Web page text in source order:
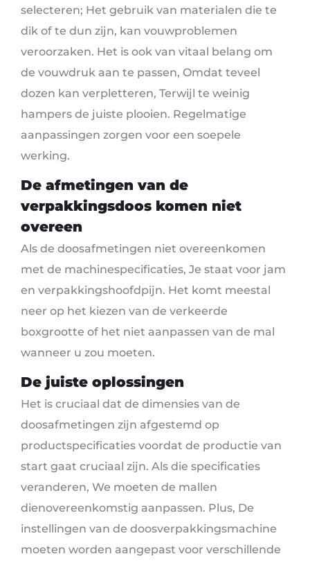
selecteren; Het gebruik van materialen die te
dik of te dun zijn, kan vouwproblemen
veroorzaken. Het is ook van vitaal belang om
de vouwdruk aan te passen, Omdat teveel
dozen kan verpletteren, Terwijl te weinig
hampers de juiste plooien. Regelmatige
aanpassingen zorgen voor een soepele
werking.
De afmetingen van de
verpakkingsdoos komen niet
overeen
Als de doosafmetingen niet overeenkomen
met de machinespecificaties, Je staat voor jam
en verpakkingshoofdpijn. Het komt meestal
neer op het kiezen van de verkeerde
boxgrootte of het niet aanpassen van de mal
wanneer u zou moeten.
De juiste oplossingen
Het is cruciaal dat de dimensies van de
doosafmetingen zijn afgestemd op
productspecificaties voordat de productie van
start gaat cruciaal zijn. Als die specificaties
veranderen, We moeten de mallen
dienovereenkomstig aanpassen. Plus, De
instellingen van de doosverpakkingsmachine
moeten worden aangepast voor verschillende